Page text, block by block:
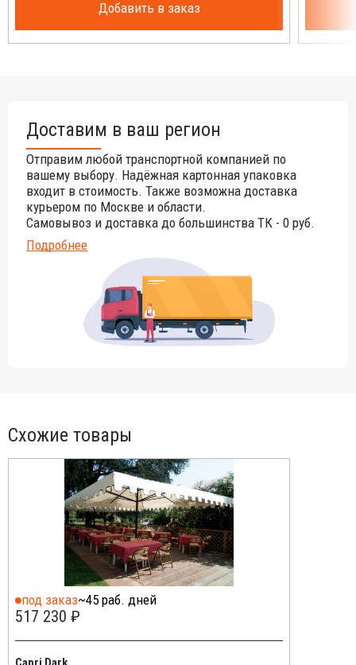
Добавить в заказ
Доставим в ваш регион
Отправим любой транспортной компанией по
вашему выбору. Надёжная картонная упаковка
входит в стоимость. Также возможна доставка
курьером по Москве и области.
Самовывоз и доставка до большинства ТК - 0 руб.
Подробнее
Схожие товары
под заказ~45 раб. дней
517 230 ₽